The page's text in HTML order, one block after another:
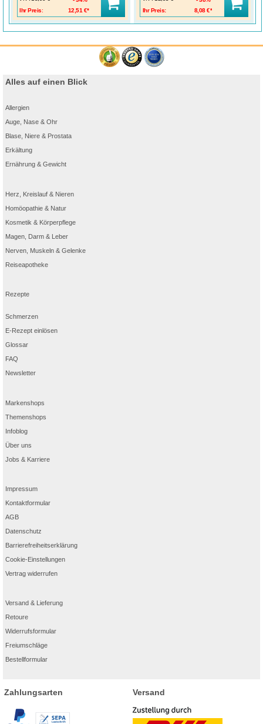
Ihr Preis:
12,51 €*
Ihr Preis:
8,08 €*
Alles auf einen Blick
Allergien
Auge, Nase & Ohr
Blase, Niere & Prostata
Erkältung
Ernährung & Gewicht
Herz, Kreislauf & Nieren
Homöopathie & Natur
Kosmetik & Körperpflege
Magen, Darm & Leber
Nerven, Muskeln & Gelenke
Reiseapotheke
Rezepte
Schmerzen
E-Rezept einlösen
Glossar
FAQ
Newsletter
Markenshops
Themenshops
Infoblog
Über uns
Jobs & Karriere
Impressum
Kontaktformular
AGB
Datenschutz
Barrierefreiheitserklärung
Cookie-Einstellungen
Vertrag widerrufen
Versand & Lieferung
Retoure
Widerrufsformular
Freiumschläge
Bestellformular
Zahlungsarten Versand